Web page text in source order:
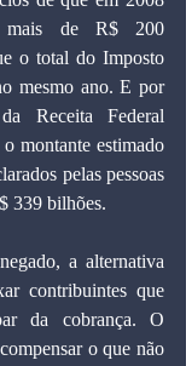
mais de R$ 200
o total do Imposto
mesmo ano. E por
Receita Federal
montante estimado
pelas pessoas
339 bilhões.
a alternativa
contribuintes que
da cobrança. O
o que não